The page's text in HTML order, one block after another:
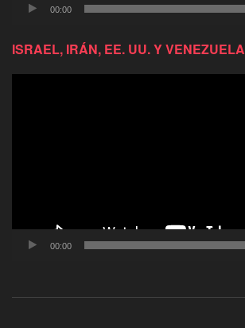
00:00
ISRAEL, IRÁN, EE. UU. Y VENEZUELA
00:00